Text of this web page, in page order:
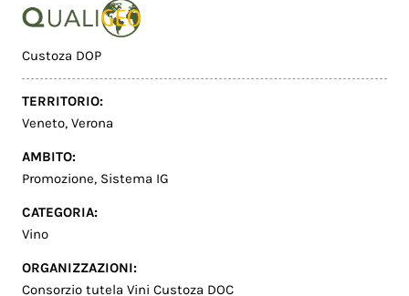
Custoza DOP
TERRITORIO:
Veneto,Verona
AMBITO:
Promozione, Sistema IG
CATEGORIA:
Vino
ORGANIZZAZIONI:
Consorzio tutela Vini Custoza DOC